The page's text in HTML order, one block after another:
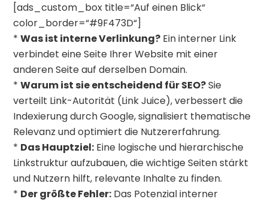
[ads_custom_box title=“Auf einen Blick“
color_border=“#9F473D“]
*Was ist interne Verlinkung? Ein interner Link
verbindet eine Seite Ihrer Website mit einer
anderen Seite auf derselben Domain.
*Warum ist sie entscheidend für SEO?Sie
verteilt Link-Autorität (Link Juice), verbessert die
Indexierung durch Google, signalisiert thematische
Relevanz und optimiert die Nutzererfahrung.
* Das Hauptziel: Eine logische und hierarchische
Linkstruktur aufzubauen, die wichtige Seiten stärkt
und Nutzern hilft, relevante Inhalte zu finden.
* Der größte Fehler: Das Potenzial interner